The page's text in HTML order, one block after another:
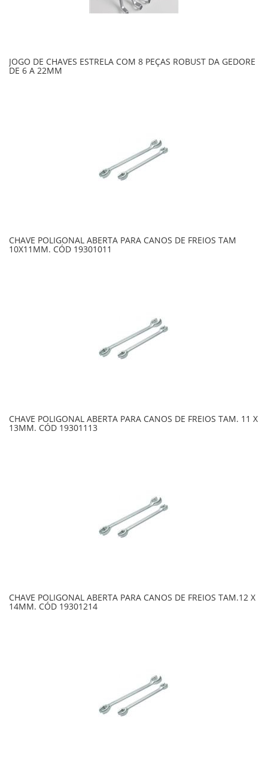
JOGO DE CHAVES ESTRELA COM 8 PEÇAS ROBUST DA GEDORE
DE 6 A 22MM
CHAVE POLIGONAL ABERTA PARA CANOS DE FREIOS TAM
10X11MM. CÓD 19301011
CHAVE POLIGONAL ABERTA PARA CANOS DE FREIOS TAM. 11 X
13MM. CÓD 19301113
CHAVE POLIGONAL ABERTA PARA CANOS DE FREIOS TAM.12 X
14MM. CÓD 19301214